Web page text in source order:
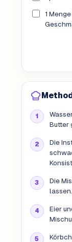
1
Method
Butter
Die
Die
lassen.
Eier